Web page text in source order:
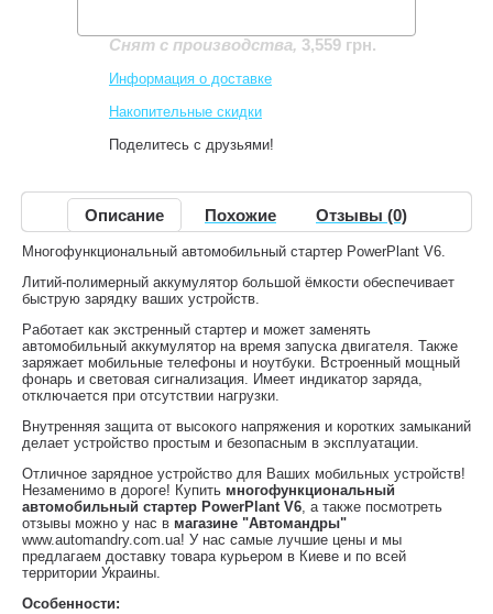
Снят с производства, 3,559 грн.
Информация о доставке
Накопительные скидки
Поделитесь с друзьями!
Описание Похожие Отзывы (0)
Многофункциональный автомобильный стартер PowerPlant V6.
Литий-полимерный аккумулятор большой ёмкости обеспечивает
быструю зарядку ваших устройств.
Работает как экстренный стартер и может заменять
автомобильный аккумулятор на время запуска двигателя. Также
заряжает мобильные телефоны и ноутбуки. Встроенный мощный
фонарь и световая сигнализация. Имеет индикатор заряда,
отключается при отсутствии нагрузки.
Внутренняя защита от высокого напряжения и коротких замыканий
делает устройство простым и безопасным в эксплуатации.
Отличное зарядное устройство для Ваших мобильных устройств!
Незаменимо в дороге! Купить многофункциональный
автомобильный стартер PowerPlant V6, а также посмотреть
отзывы можно у нас в магазине "Автомандры"
www.automandry.com.ua! У нас самые лучшие цены и мы
предлагаем доставку товара курьером в Киеве и по всей
территории Украины.
Особенности: